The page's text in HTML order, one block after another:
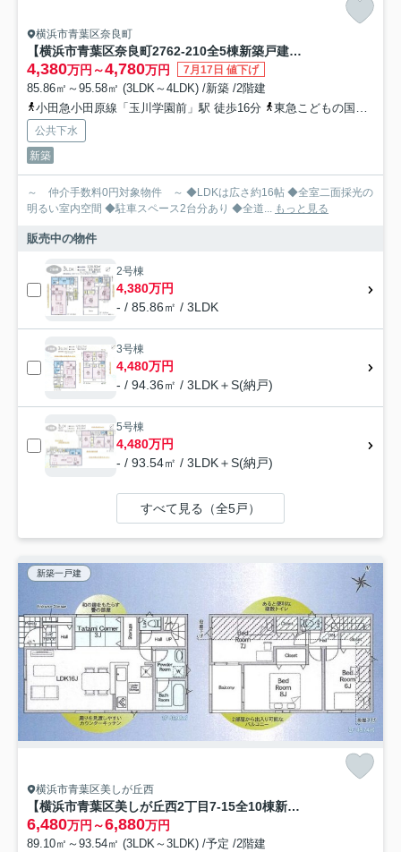
横浜市青葉区奈良町
【横浜市青葉区奈良町2762-210全5棟新築戸建て】★仲介手数料無料★（奈良小学校・奈良中学校）
4,380万円～4,780万円 7月17日 値下げ
85.86㎡～95.58㎡ (3LDK～4LDK) /新築 /2階建
小田急小田原線「玉川学園前」駅 徒歩16分
東急こどもの国線「こどもの国」駅 徒歩24分
公共下水
新築
～ 仲介手数料0円対象物件 ～ ◆LDKは広さ約16帖 ◆全室二面採光の
明るい室内空間 ◆駐車スペース2台分あり ◆全道... もっと見る
販売中の物件
2号棟
4,380万円
- / 85.86㎡ / 3LDK
3号棟
4,480万円
- / 94.36㎡ / 3LDK＋S(納戸)
5号棟
4,480万円
- / 93.54㎡ / 3LDK＋S(納戸)
すべて見る（全5戸）
新築一戸建
横浜市青葉区美しが丘西
【横浜市青葉区美しが丘西2丁目7-15全10棟新築戸建て】★仲介手数料無料★（美しが丘西小学校・美しが丘中学校）
6,480万円～6,880万円
89.10㎡～93.54㎡ (3LDK～3LDK) /予定 /2階建